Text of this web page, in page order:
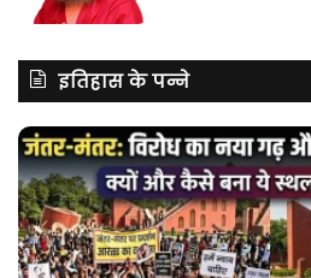
इतिहास के पन्ने